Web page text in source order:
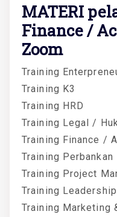
MATERI
Finance /
Zoom
Training
Training K3
Training HRD
Training Legal /
Training Finance /
Training Perbankan
Training Project
Training Leadership
Training Marketing